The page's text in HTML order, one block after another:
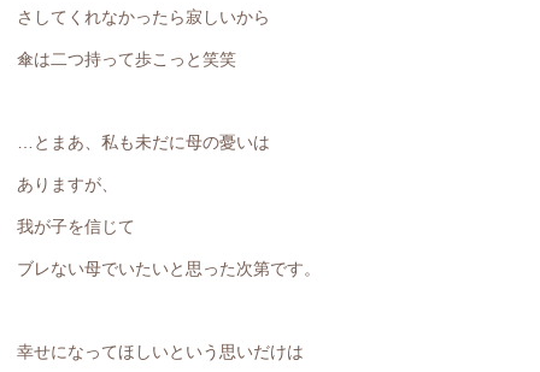
さしてくれなかったら寂しいから
傘は二つ持って歩こっと笑笑
…とまあ、私も未だに母の憂いは
ありますが、
我が子を信じて
ブレない母でいたいと思った次第です。
幸せになってほしいという思いだけは